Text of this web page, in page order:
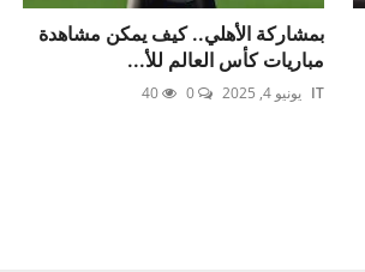
بمشاركة الأهلي.. كيف يمكن مشاهدة
مباريات كأس العالم للأ...
IT يونيو 4, 2025 0
40